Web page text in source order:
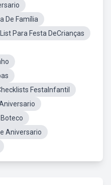
De Família
Para Festa DeCrianças
FestaInfantil
Aniversario